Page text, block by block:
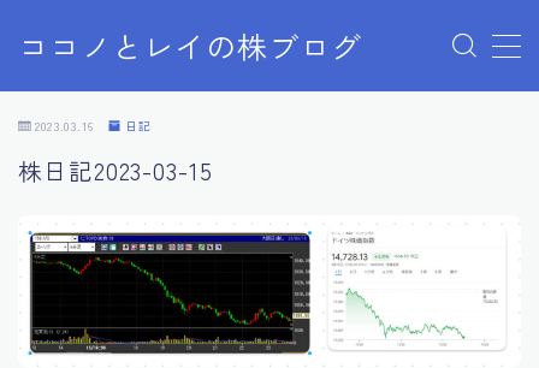
ココノとレイの株ブログ
MENU
お問い合わせ
サンプルページ
プライバシーポリシー
プライバシーポリシー
利用規約／特定商取引法に基づく表記
有料記事の決済完了ページ
株ブログ
2023.03.16 日記
株日記2023-03-15